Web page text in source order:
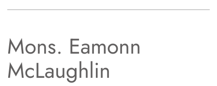
Mons. Eamonn
McLaughlin